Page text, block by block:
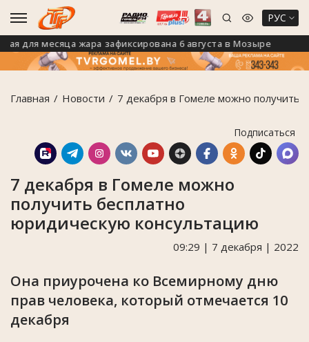
РУС
для месяца жара зафиксирована 6 августа в Мозыре
Главная Новости 7 декабря в Гомеле можно получить
Подписаться
7 декабря в Гомеле можно
получить бесплатно
юридическую консультацию
09:29 | 7 декабря | 2022
Она приурочена ко Всемирному дню
прав человека, который отмечается 10
декабря